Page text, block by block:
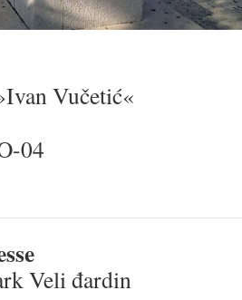
Vučetić«
MO-
Veli đardin